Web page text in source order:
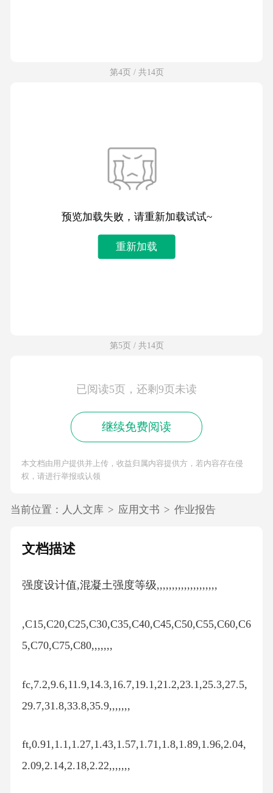
第4页 / 共14页
预览加载失败，请重新加载试试~
重新加载
第5页 / 共14页
已阅读5页，还剩9页未读
继续免费阅读
本文档由用户提供并上传，收益归属内容提供方，若内容存在侵
权，请进行举报或认领
当前位置： 人人文库 > 应用文书 > 作业报告
文档描述
强度设计值,混凝土强度等级,,,,,,,,,,,,,,,,,,,,
,C15,C20,C25,C30,C35,C40,C45,C50,C55,C60,C6
5,C70,C75,C80,,,,,,,
fc,7.2,9.6,11.9,14.3,16.7,19.1,21.2,23.1,25.3,27.5,
29.7,31.8,33.8,35.9,,,,,,,
ft,0.91,1.1,1.27,1.43,1.57,1.71,1.8,1.89,1.96,2.04,
2.09,2.14,2.18,2.22,,,,,,,